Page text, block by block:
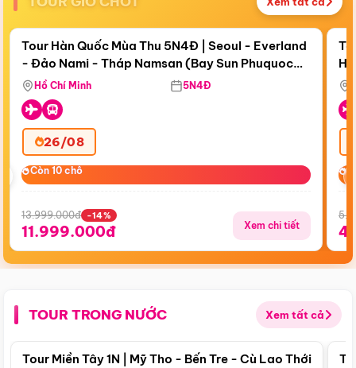
Còn18 ngày 18:42:48
Bay Sun Phuquoc Airways
Điểm nổi bật
Tour Hàn Quốc Mùa Thu 5N4Đ | Seoul - Everland
- Đảo Nami - Tháp Namsan (Bay Sun Phuquoc
Airways)
Hồ Chí Minh 5N4Đ
26/08
Còn 10 chỗ
Còn 10 chỗ
13.999.000đ -14%
11.999.000đ Xem chi tiết
TOUR TRONG NƯỚC Xem tất cả
Điểm nổi bật
Tour Miền Tây 1N | Mỹ Tho - Bến Tre - Cù Lao Thới